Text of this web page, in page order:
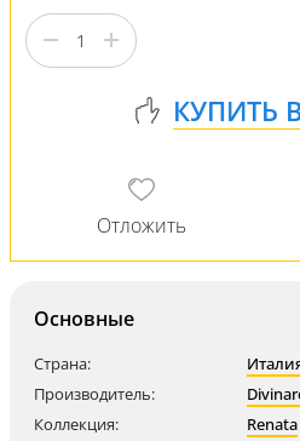
Основные
Страна:
Производитель:
Коллекция:
Renata